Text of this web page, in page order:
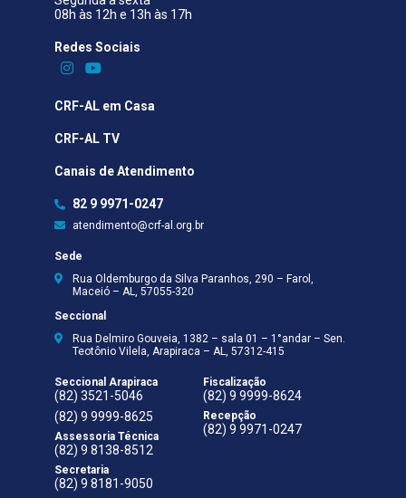
08h às 12h e 13h às 17h
Redes Sociais​
CRF-AL em Casa
CRF-AL TV
Canais de Atendimento
82 9 9971-0247
atendimento@crf-al.org.br
Sede
Rua Oldemburgo da Silva Paranhos, 290 – Farol,
Maceió – AL, 57055-320
Seccional
Rua Delmiro Gouveia, 1382 – sala 01 – 1°andar – Sen.
Teotônio Vilela, Arapiraca – AL, 57312-415
Seccional Arapiraca
(82) 3521-5046
(82) 9 9999-8625
Assessoria Técnica
(82) 9 8138-8512
Secretaria
(82) 9 8181-9050
Fiscalização
(82) 9 9999-8624
Recepção
(82) 9 9971-0247